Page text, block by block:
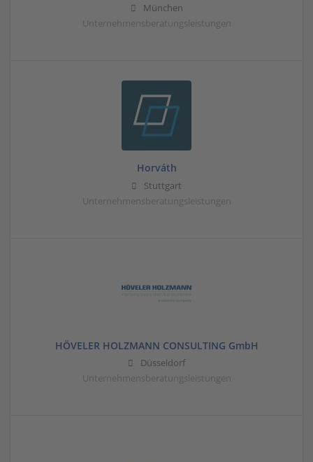
München
Unternehmensberatungsleistungen
Horváth
Stuttgart
Unternehmensberatungsleistungen
HÖVELER HOLZMANN CONSULTING GmbH
Düsseldorf
Unternehmensberatungsleistungen